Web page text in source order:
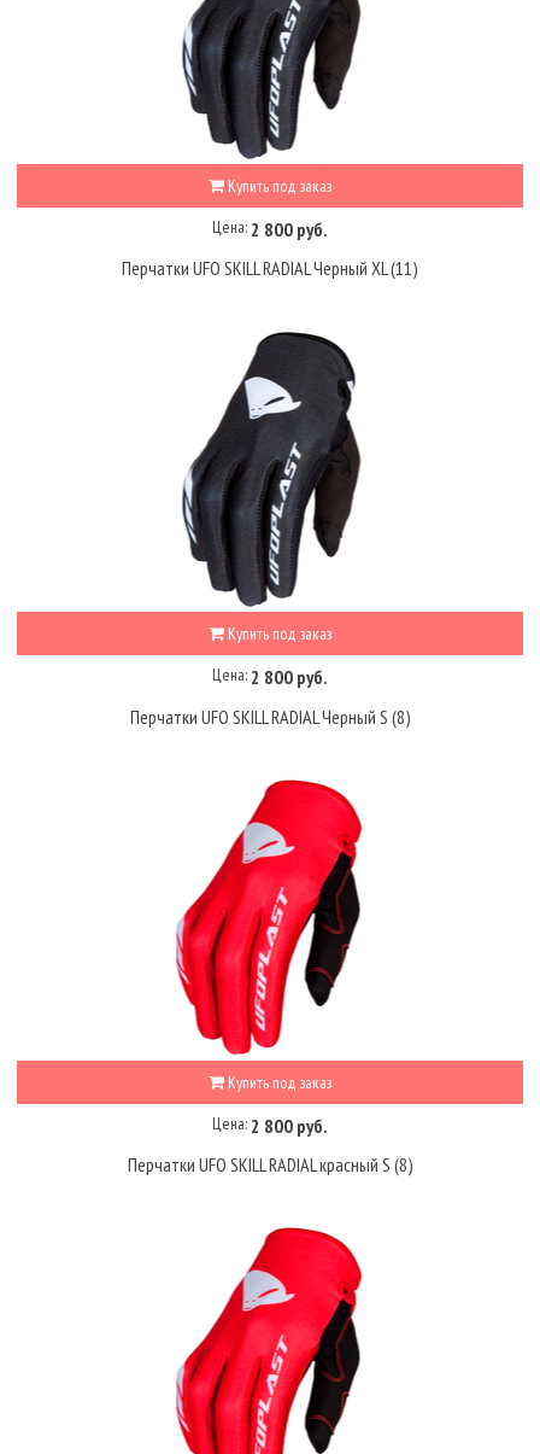
Купить под заказ
Цена: 2 800 руб.
Перчатки UFO SKILL RADIAL Черный XL (11)
Купить под заказ
Цена: 2 800 руб.
Перчатки UFO SKILL RADIAL Черный S (8)
Купить под заказ
Цена: 2 800 руб.
Перчатки UFO SKILL RADIAL красный S (8)